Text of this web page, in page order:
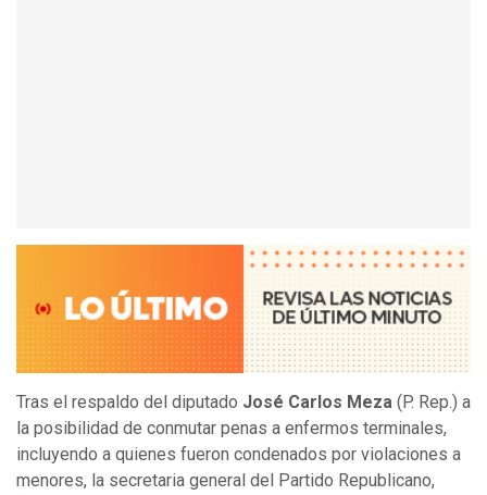
Tras el respaldo del diputado José Carlos Meza (P. Rep.) a
la posibilidad de conmutar penas a enfermos terminales,
incluyendo a quienes fueron condenados por violaciones a
menores, la secretaria general del Partido Republicano,